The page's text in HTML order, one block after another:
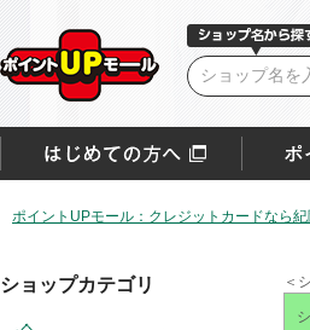
ポイントUPモール：クレジットカードなら
ショップカテゴリ ＜